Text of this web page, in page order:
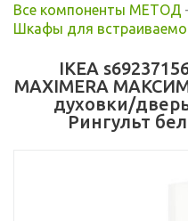
Все компоненты МЕТОД -
Шкафы для
IKEA
MAXIMERA
духовки/
Рингульт